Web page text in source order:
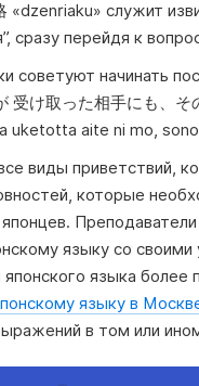
«dzenriaku» служит
сразу перейдя к
советуют начинать
受け取った相手にも、
uketotta aite ni mo,
виды приветствий,
которые
языку со
языка
языку в
в том или